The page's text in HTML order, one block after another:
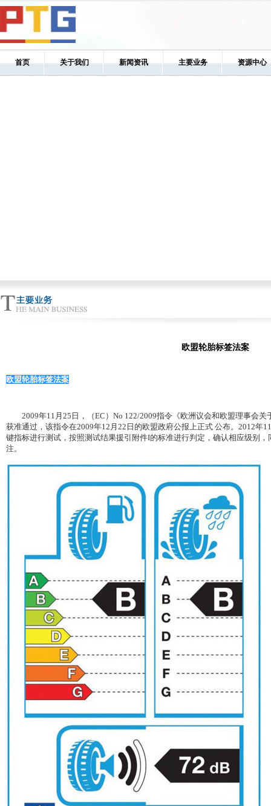
首页 关于我们 新闻资讯 主要业务 资源中心
欧盟轮胎标签法案
欧盟轮胎标签法案
2009年11月25日，（EC）No 122/2009指令《欧洲议会和欧盟理事会关
获准通过，该指令在2009年12月22日的欧盟政府公报上正式 公布。2012年
键指标进行测试，按照测试结果援引附件I的标准进行判定，确认相应级别
注。